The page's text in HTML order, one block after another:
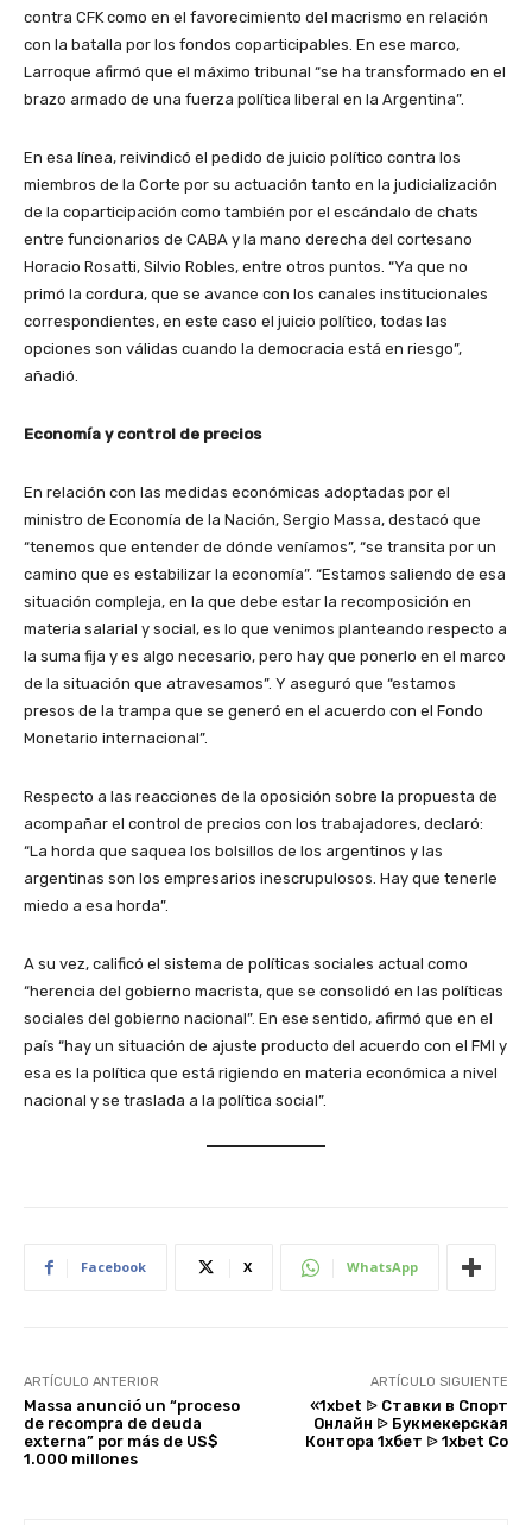
contra CFK como en el favorecimiento del macrismo en relación
con la batalla por los fondos coparticipables. En ese marco,
Larroque afirmó que el máximo tribunal “se ha transformado en el
brazo armado de una fuerza política liberal en la Argentina”.
En esa línea, reivindicó el pedido de juicio político contra los
miembros de la Corte por su actuación tanto en la judicialización
de la coparticipación como también por el escándalo de chats
entre funcionarios de CABA y la mano derecha del cortesano
Horacio Rosatti, Silvio Robles, entre otros puntos. “Ya que no
primó la cordura, que se avance con los canales institucionales
correspondientes, en este caso el juicio político, todas las
opciones son válidas cuando la democracia está en riesgo”,
añadió.
Economía y control de precios
En relación con las medidas económicas adoptadas por el
ministro de Economía de la Nación, Sergio Massa, destacó que
“tenemos que entender de dónde veníamos”, “se transita por un
camino que es estabilizar la economía”. “Estamos saliendo de esa
situación compleja, en la que debe estar la recomposición en
materia salarial y social, es lo que venimos planteando respecto a
la suma fija y es algo necesario, pero hay que ponerlo en el marco
de la situación que atravesamos”. Y aseguró que “estamos
presos de la trampa que se generó en el acuerdo con el Fondo
Monetario internacional”.
Respecto a las reacciones de la oposición sobre la propuesta de
acompañar el control de precios con los trabajadores, declaró:
“La horda que saquea los bolsillos de los argentinos y las
argentinas son los empresarios inescrupulosos. Hay que tenerle
miedo a esa horda”.
A su vez, calificó el sistema de políticas sociales actual como
“herencia del gobierno macrista, que se consolidó en las políticas
sociales del gobierno nacional”. En ese sentido, afirmó que en el
país “hay un situación de ajuste producto del acuerdo con el FMI y
esa es la política que está rigiendo en materia económica a nivel
nacional y se traslada a la política social”.
Facebook X WhatsApp
ARTÍCULO ANTERIOR
Massa anunció un “proceso
de recompra de deuda
externa” por más de US$
1.000 millones
ARTÍCULO SIGUIENTE
«1xbet ᐉ Ставки в Спорт
Онлайн ᐉ Букмекерская
Контора 1хбет ᐉ 1xbet Co